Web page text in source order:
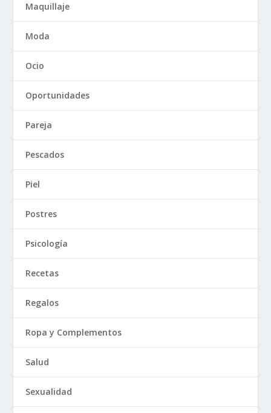
Maquillaje
Moda
Ocio
Oportunidades
Pareja
Pescados
Piel
Postres
Psicología
Recetas
Regalos
Ropa y Complementos
Salud
Sexualidad